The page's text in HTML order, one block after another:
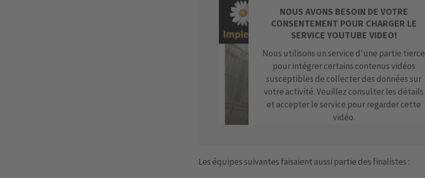
NOUS AVONS BESOIN DE VOTRE
CONSENTEMENT POUR CHARGER LE
SERVICE YOUTUBE VIDEO!
Nous utilisons un service d'une partie tierce
pour intégrer certains contenus vidéos
susceptibles de collecter des données sur
votre activité. Veuillez consulter les détails
et accepter le service pour regarder cette
vidéo.
Les équipes suivantes faisaient aussi partie des finalistes :